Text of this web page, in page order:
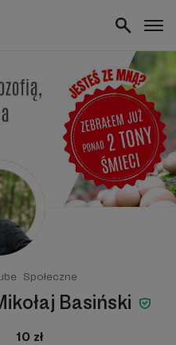
Społeczne
Basiński
10 zł